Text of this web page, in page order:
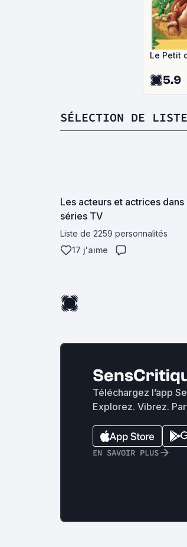
Le Petit
5.9
SÉLECTION DE
Les acteurs et actrices dans
séries TV
Liste de 2259 personnalités
17 j'aime
Téléchargez l’app
Explorez. Vibrez.
EN SAVOIR PLUS